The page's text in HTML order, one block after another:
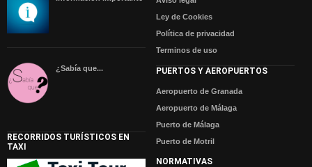
¿Sabía que...
RECORRIDOS TURÍSTICOS EN
TAXI
Ley de Cookies
Política de privacidad
Terminos de uso
PUERTOS Y AEROPUERTOS
Aeropuerto de Granada
Aeropuerto de Málaga
Puerto de Málaga
Puerto de Motril
NORMATIVAS